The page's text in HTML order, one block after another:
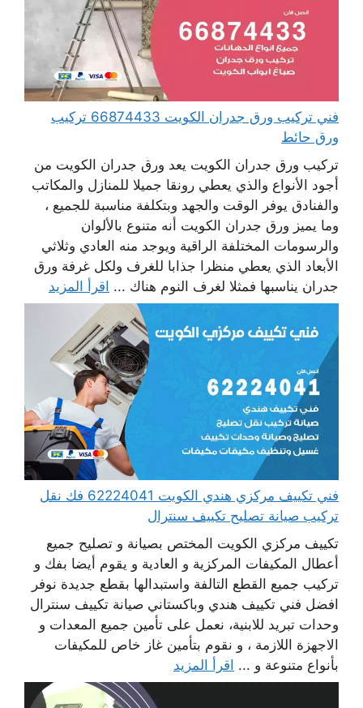
فني تركيب ورق جدران الكويت 66874433 تركيب
ورق حائط
تركيب ورق جدران الكويت يعد ورق جدران الكويت من
أجود الأنواع والذي يعطي رونقا جميلا للمنازل والمكاتب
والفنادق يوفر الوقت والجهد وبتكلفة مناسبة للجميع ،
وما يميز ورق جدران الكويت أنه متنوع بالألوان
والرسومات المختلفة الراقية ويوجد منه العادي وثلاثي
الأبعاد الذي يعطي منظرا جذابا للغرف ولكل غرفة ورق
جدران يناسبها فمثلا لغرف النوم هناك ... اقرأ المزيد
فني تكييف مركزي هندي الكويت 62224041 فك نقل
تركيب صيانة تصليح تكييف سنترال
تكييف مركزي الكويت المختص بصيانة و تصليح جميع
أعطال المكيفات المركزية و العادية و يقوم أيضا بفك و
تركيب جميع القطع التالفة واستبدالها بقطع جديدة نوفر
افضل فني تكييف هندي وباكستاني صيانة تكييف سنترال
وحدات تبريد للابنية، نعمل على تأمين جميع المعدات و
الاجهزة اللازمة ، و نقوم بتأمين غاز خاص للمكيفات
بأنواع متنوعة و ... اقرأ المزيد